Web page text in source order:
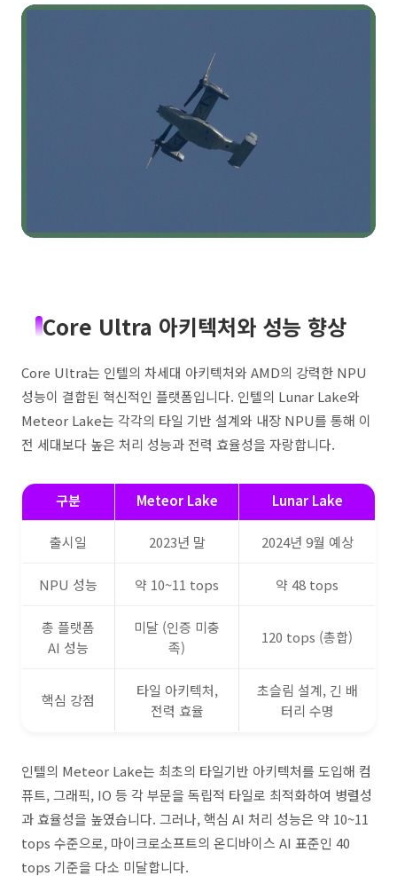
Core Ultra 아키텍처와 성능 향상
Core Ultra는 인텔의 차세대 아키텍처와 AMD의 강력한 NPU
성능이 결합된 혁신적인 플랫폼입니다. 인텔의 Lunar Lake와
Meteor Lake는 각각의 타일 기반 설계와 내장 NPU를 통해 이
전 세대보다 높은 처리 성능과 전력 효율성을 자랑합니다.
구분 Meteor Lake Lunar Lake
출시일 2023년 말 2024년 9월 예상
NPU 성능 약 10~11 tops 약 48 tops
총 플랫폼
AI 성능
미달 (인증 미충
족)
120 tops (총합)
핵심 강점
타일 아키텍처,
전력 효율
초슬림 설계, 긴 배
터리 수명
인텔의 Meteor Lake는 최초의 타일기반 아키텍처를 도입해 컴
퓨트, 그래픽, IO 등 각 부문을 독립적 타일로 최적화하여 병렬성
과 효율성을 높였습니다. 그러나, 핵심 AI 처리 성능은 약 10~11
tops 수준으로, 마이크로소프트의 온디바이스 AI 표준인 40
tops 기준을 다소 미달합니다.